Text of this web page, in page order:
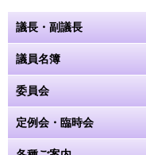
議長・副議長
議員名簿
委員会
定例会・臨時会